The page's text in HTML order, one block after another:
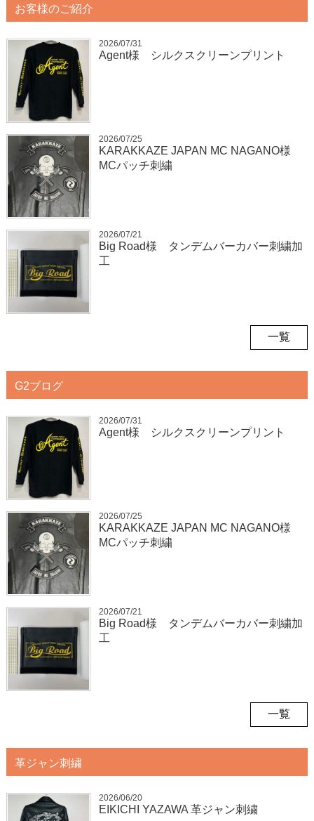
お客様のご紹介
2026/07/31
Agent様 シルクスクリーンプリント
2026/07/25
KARAKKAZE JAPAN MC NAGANO様
MCパッチ刺繍
2026/07/21
Big Road様 タンデムバーカバー刺繍加
工
一覧
G2ブログ
2026/07/31
Agent様 シルクスクリーンプリント
2026/07/25
KARAKKAZE JAPAN MC NAGANO様
MCパッチ刺繍
2026/07/21
Big Road様 タンデムバーカバー刺繍加
工
一覧
革ジャン刺繍
2026/06/20
EIKICHI YAZAWA 革ジャン刺繍